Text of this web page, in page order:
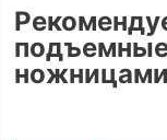
ножницами